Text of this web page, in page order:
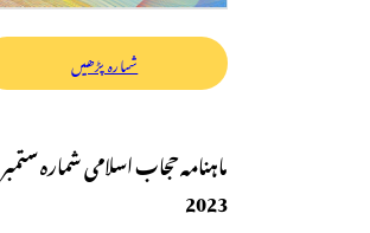
شمارہ پڑھیں
ماہنامہ حجاب اسلامی شمارہ ستمبر
2023